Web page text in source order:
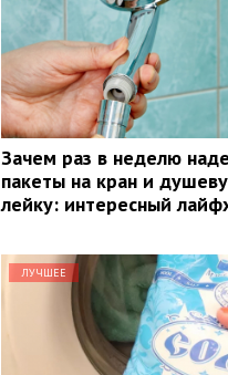
Зачем раз в неделю
пакеты на кран и
лейку: интересный
ЛУЧШЕЕ